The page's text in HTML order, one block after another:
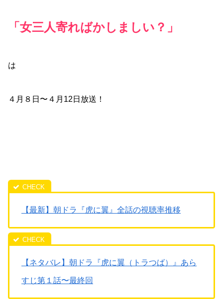
「女三人寄ればかしましい？」
は
４月８日〜４月12日放送！
【最新】朝ドラ『虎に翼』全話の視聴率推移
【ネタバレ】朝ドラ『虎に翼（トラつば）』あら
すじ第１話〜最終回